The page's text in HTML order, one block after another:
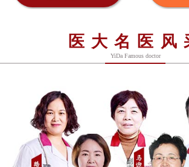
医大名医风
YiDa Famous doctor